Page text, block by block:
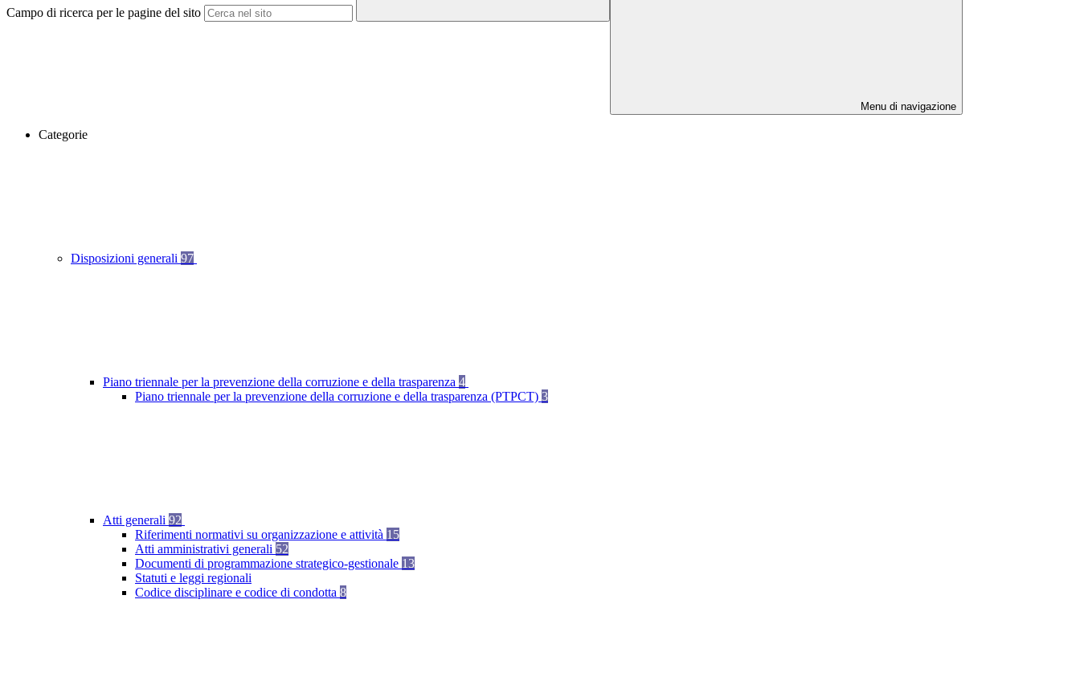
Campo di ricerca per le pagine del sito
Menu di navigazione
Categorie
Disposizioni generali 97
Piano triennale per la prevenzione della corruzione e della trasparenza 4
Piano triennale per la prevenzione della corruzione e della trasparenza (PTPCT) 3
Atti generali 92
Riferimenti normativi su organizzazione e attività 15
Atti amministrativi generali 52
Documenti di programmazione strategico-gestionale 13
Statuti e leggi regionali
Codice disciplinare e codice di condotta 8